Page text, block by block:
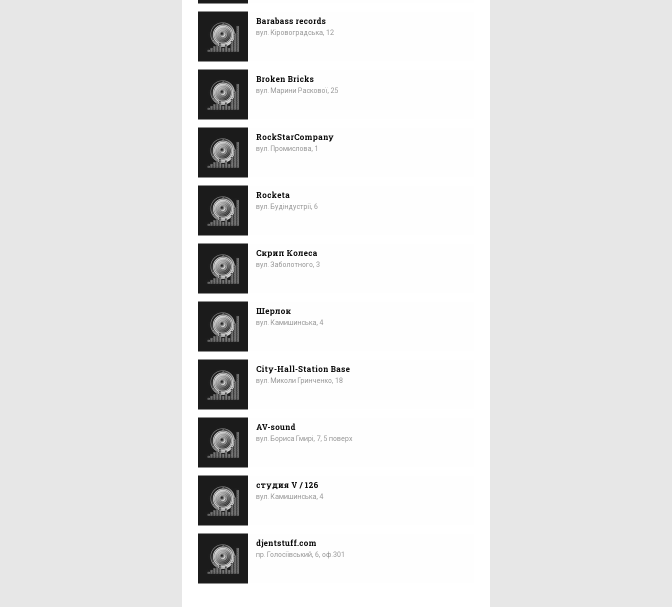
Barabass records
вул. Кіровоградська, 12
Broken Bricks
вул. Марини Раскової, 25
RockStarCompany
вул. Промислова, 1
Rocketa
вул. Будіндустрії, 6
Скрип Колеса
вул. Заболотного, 3
Шерлок
вул. Камишинська, 4
City-Hall-Station Base
вул. Миколи Гринченко, 18
AV-sound
вул. Бориса Гмирі, 7, 5 поверх
студия V / 126
вул. Камишинська, 4
djentstuff.com
пр. Голосіївський, 6, оф.301